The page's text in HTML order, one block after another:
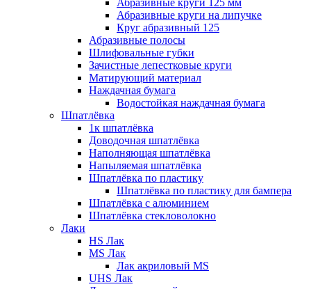
Абразивные круги на липучке
Круг абразивный 125
Абразивные полосы
Шлифовальные губки
Зачистные лепестковые круги
Матирующий материал
Наждачная бумага
Водостойкая наждачная бумага
Шпатлёвка
1к шпатлёвка
Доводочная шпатлёвка
Наполняющая шпатлёвка
Напыляемая шпатлёвка
Шпатлёвка по пластику
Шпатлёвка по пластику для бампера
Шпатлёвка с алюминием
Шпатлёвка стекловолокно
Лаки
HS Лак
MS Лак
Лак акриловый MS
UHS Лак